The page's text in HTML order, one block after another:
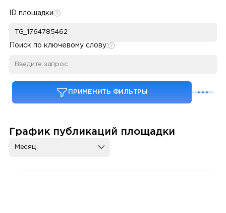
ID площадки
Поиск по ключевому слову:
ПРИМЕНИТЬ ФИЛЬТРЫ
График публикаций площадки
Месяц